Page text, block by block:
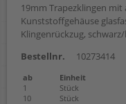
19mm Trapezklingen
Kunststoffgehäuse
Klingenrückzug,
Bestellnr.
10273414
ab Einheit
1
Stück
10
Stück